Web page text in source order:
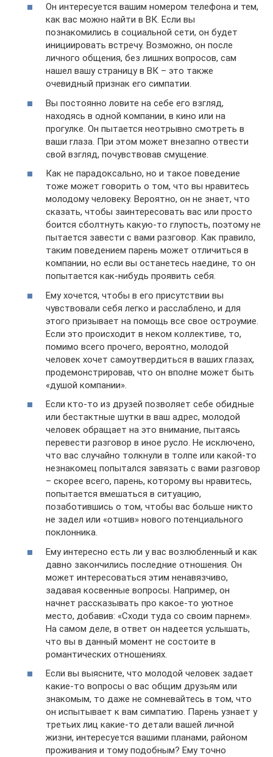
Он интересуется вашим номером телефона и тем,
как вас можно найти в ВК. Если вы
познакомились в социальной сети, он будет
инициировать встречу. Возможно, он после
личного общения, без лишних вопросов, сам
нашел вашу страницу в ВК – это также
очевидный признак его симпатии.
Вы постоянно ловите на себе его взгляд,
находясь в одной компании, в кино или на
прогулке. Он пытается неотрывно смотреть в
ваши глаза. При этом может внезапно отвести
свой взгляд, почувствовав смущение.
Как не парадоксально, но и такое поведение
тоже может говорить о том, что вы нравитесь
молодому человеку. Вероятно, он не знает, что
сказать, чтобы заинтересовать вас или просто
боится сболтнуть какую-то глупость, поэтому не
пытается завести с вами разговор. Как правило,
таким поведением парень может отличиться в
компании, но если вы останетесь наедине, то он
попытается как-нибудь проявить себя.
Ему хочется, чтобы в его присутствии вы
чувствовали себя легко и расслаблено, и для
этого призывает на помощь все свое остроумие.
Если это происходит в неком коллективе, то,
помимо всего прочего, вероятно, молодой
человек хочет самоутвердиться в ваших глазах,
продемонстрировав, что он вполне может быть
«душой компании».
Если кто-то из друзей позволяет себе обидные
или бестактные шутки в ваш адрес, молодой
человек обращает на это внимание, пытаясь
перевести разговор в иное русло. Не исключено,
что вас случайно толкнули в толпе или какой-то
незнакомец попытался завязать с вами разговор
– скорее всего, парень, которому вы нравитесь,
попытается вмешаться в ситуацию,
позаботившись о том, чтобы вас больше никто
не задел или «отшив» нового потенциального
поклонника.
Ему интересно есть ли у вас возлюбленный и как
давно закончились последние отношения. Он
может интересоваться этим ненавязчиво,
задавая косвенные вопросы. Например, он
начнет рассказывать про какое-то уютное
место, добавив: «Сходи туда со своим парнем».
На самом деле, в ответ он надеется услышать,
что вы в данный момент не состоите в
романтических отношениях.
Если вы выясните, что молодой человек задает
какие-то вопросы о вас общим друзьям или
знакомым, то даже не сомневайтесь в том, что
он испытывает к вам симпатию. Парень узнает у
третьих лиц какие-то детали вашей личной
жизни, интересуется вашими планами, районом
проживания и тому подобным? Ему точно